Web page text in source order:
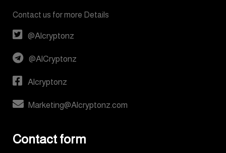
Contact us for more Details
@Alcryptonz
@AlCryptonz
Alcryptonz
Marketing@Alcryptonz.com
Contact form